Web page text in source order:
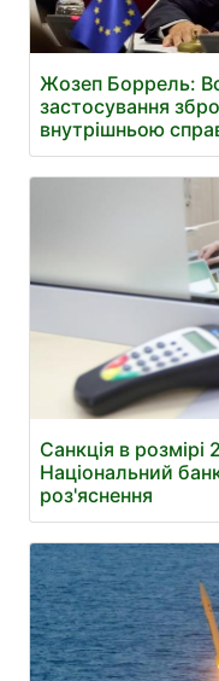
Жозеп Боррель:
застосування
внутрішньою
Санкція в розмірі
Національний
роз'яснення